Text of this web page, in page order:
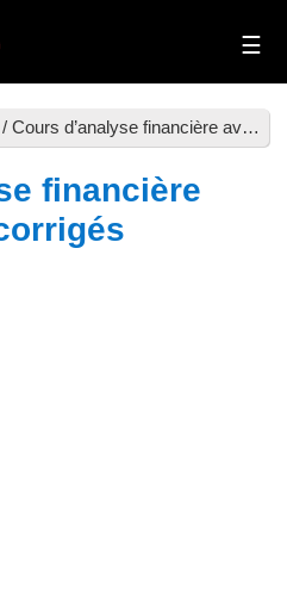
/ Cours d’analyse financière avec des cas corrigés détaillés
financière